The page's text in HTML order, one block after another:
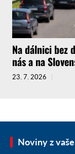
Na dálnici bez
nás a na
23. 7. 2026
Noviny z